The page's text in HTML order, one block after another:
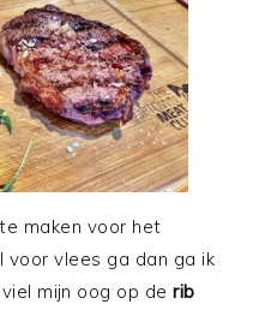
maken voor het
voor vlees ga dan ga ik
mijn oog op derib